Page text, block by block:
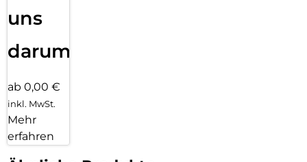
uns
darum!
ab 0,00 €
inkl. MwSt.
Mehr
erfahren